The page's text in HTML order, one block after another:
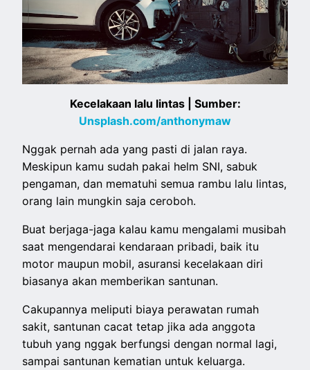
Kecelakaan lalu lintas | Sumber:
Unsplash.com/anthonymaw
Nggak pernah ada yang pasti di jalan raya.
Meskipun kamu sudah pakai helm SNI, sabuk
pengaman, dan mematuhi semua rambu lalu lintas,
orang lain mungkin saja ceroboh.
Buat berjaga-jaga kalau kamu mengalami musibah
saat mengendarai kendaraan pribadi, baik itu
motor maupun mobil, asuransi kecelakaan diri
biasanya akan memberikan santunan.
Cakupannya meliputi biaya perawatan rumah
sakit, santunan cacat tetap jika ada anggota
tubuh yang nggak berfungsi dengan normal lagi,
sampai santunan kematian untuk keluarga.